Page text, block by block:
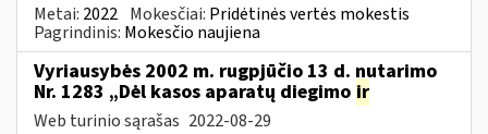
Metai: 2022 Mokesčiai: Pridėtinės vertės mokestis
Pagrindinis: Mokesčio naujiena
Vyriausybės 2002 m. rugpjūčio 13 d. nutarimo
Nr. 1283 „Dėl kasos aparatų diegimo ir
Web turinio sąrašas 2022-08-29